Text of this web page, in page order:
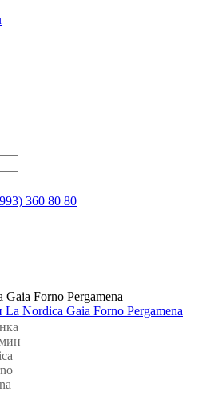
360 80 80
Forno Pergamena